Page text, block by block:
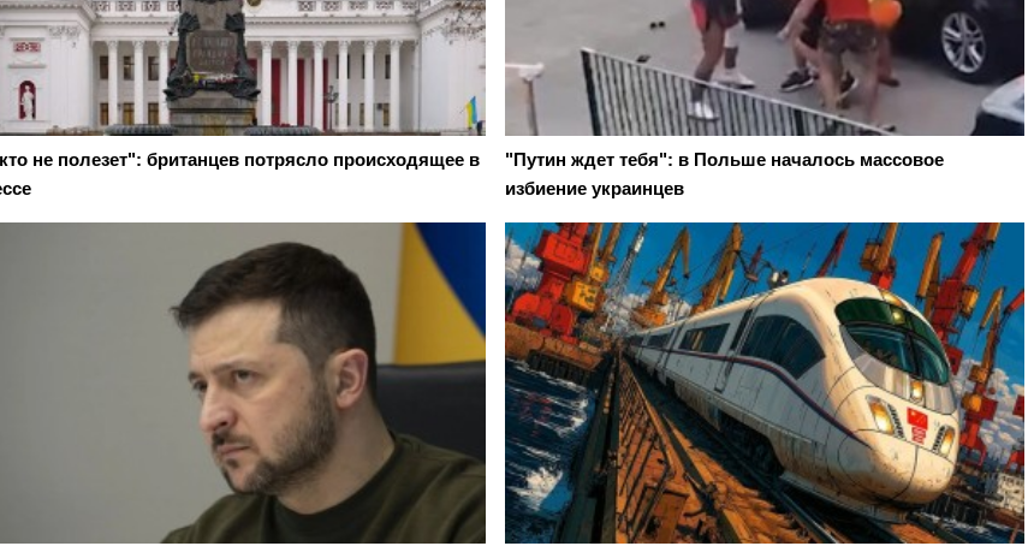
не полезет": британцев потрясло происходящее в
"Путин ждет тебя": в Польше началось массовое
избиение украинцев